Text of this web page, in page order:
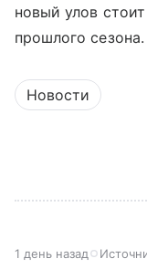
новый улов
прошлого сезона.
Новости
1 день назад